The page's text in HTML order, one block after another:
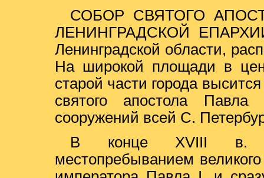
СОБОР СВЯТОГО
ЛЕНИНГРАДСКОЙ
Ленинградской области,
На широкой площади в
старой части города
святого апостола
сооружений всей С.
В конце XVIII в.
местопребыванием